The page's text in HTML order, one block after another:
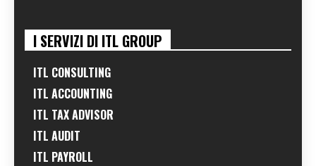
I SERVIZI DI ITL GROUP
ITL CONSULTING
ITL ACCOUNTING
ITL TAX ADVISOR
ITL AUDIT
ITL PAYROLL